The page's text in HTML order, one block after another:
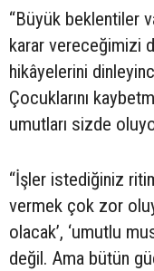
“Büyük beklentiler
karar vereceğimizi
hikâyelerini
Çocuklarını
umutları sizde
“İşler istediğiniz
vermek çok zor
olacak’, ‘umutlu
değil. Ama bütün